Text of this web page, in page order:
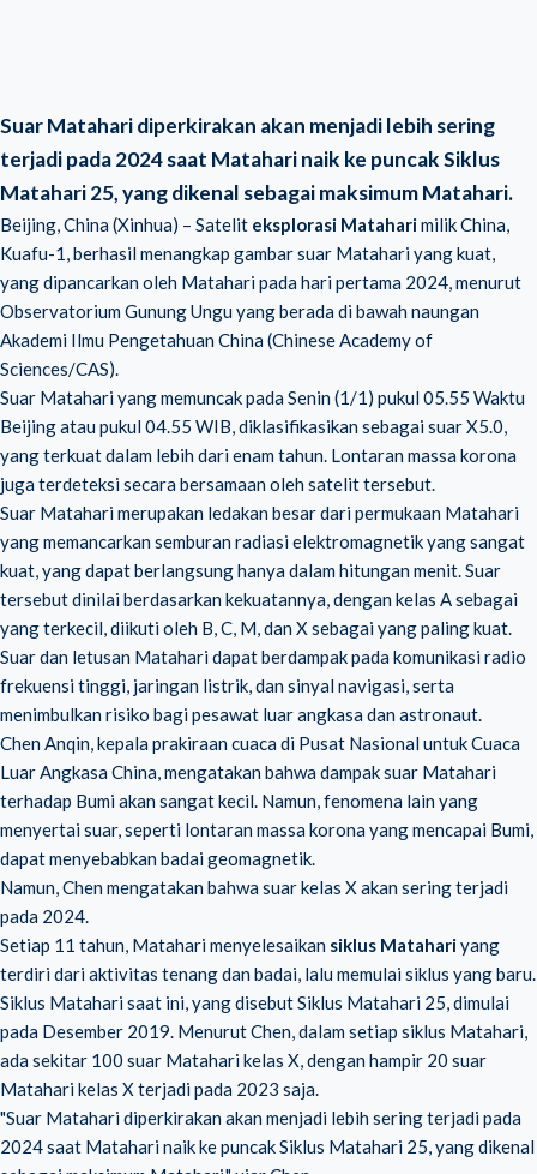
Suar Matahari diperkirakan akan menjadi lebih sering
terjadi pada 2024 saat Matahari naik ke puncak Siklus
Matahari 25, yang dikenal sebagai maksimum Matahari.
Beijing, China (Xinhua) – Satelit eksplorasi Mataharimilik China,
Kuafu-1, berhasil menangkap gambar suar Matahari yang kuat,
yang dipancarkan oleh Matahari pada hari pertama 2024, menurut
Observatorium Gunung Ungu yang berada di bawah naungan
Akademi Ilmu Pengetahuan China (Chinese Academy of
Sciences/CAS).
Suar Matahari yang memuncak pada Senin (1/1) pukul 05.55 Waktu
Beijing atau pukul 04.55 WIB, diklasifikasikan sebagai suar X5.0,
yang terkuat dalam lebih dari enam tahun. Lontaran massa korona
juga terdeteksi secara bersamaan oleh satelit tersebut.
Suar Matahari merupakan ledakan besar dari permukaan Matahari
yang memancarkan semburan radiasi elektromagnetik yang sangat
kuat, yang dapat berlangsung hanya dalam hitungan menit. Suar
tersebut dinilai berdasarkan kekuatannya, dengan kelas A sebagai
yang terkecil, diikuti oleh B, C, M, dan X sebagai yang paling kuat.
Suar dan letusan Matahari dapat berdampak pada komunikasi radio
frekuensi tinggi, jaringan listrik, dan sinyal navigasi, serta
menimbulkan risiko bagi pesawat luar angkasa dan astronaut.
Chen Anqin, kepala prakiraan cuaca di Pusat Nasional untuk Cuaca
Luar Angkasa China, mengatakan bahwa dampak suar Matahari
terhadap Bumi akan sangat kecil. Namun, fenomena lain yang
menyertai suar, seperti lontaran massa korona yang mencapai Bumi,
dapat menyebabkan badai geomagnetik.
Namun, Chen mengatakan bahwa suar kelas X akan sering terjadi
pada 2024.
Setiap 11 tahun, Matahari menyelesaikan siklus Matahariyang
terdiri dari aktivitas tenang dan badai, lalu memulai siklus yang baru.
Siklus Matahari saat ini, yang disebut Siklus Matahari 25, dimulai
pada Desember 2019. Menurut Chen, dalam setiap siklus Matahari,
ada sekitar 100 suar Matahari kelas X, dengan hampir 20 suar
Matahari kelas X terjadi pada 2023 saja.
"Suar Matahari diperkirakan akan menjadi lebih sering terjadi pada
2024 saat Matahari naik ke puncak Siklus Matahari 25, yang dikenal